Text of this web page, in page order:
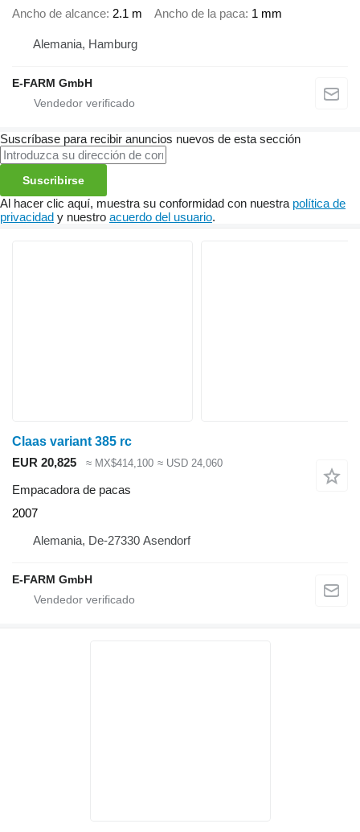
Ancho de alcance 2.1 m Ancho de la paca 1 mm
Alemania, Hamburg
E-FARM GmbH
Suscríbase para recibir anuncios nuevos de esta sección
Suscribirse
Al hacer clic aquí, muestra su conformidad con nuestra política de
privacidad y nuestro acuerdo del usuario.
Claas variant 385 rc
EUR 20,825
≈ MX$414,100 ≈ USD 24,060
Empacadora de pacas
2007
Alemania, De-27330 Asendorf
E-FARM GmbH